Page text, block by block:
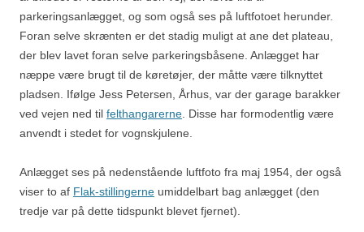
parkeringsanlægget, og som også ses på luftfotoet herunder.
Foran selve skrænten er det stadig muligt at ane det plateau,
der blev lavet foran selve parkeringsbåsene. Anlægget har
næppe være brugt til de køretøjer, der måtte være tilknyttet
pladsen. Ifølge Jess Petersen, Århus, var der garage barakker
ved vejen ned til felthangarerne . Disse har formodentlig være
anvendt i stedet for vognskjulene.
Anlægget ses på nedenstående luftfoto fra maj 1954, der også
viser to af Flak-stillingerne umiddelbart bag anlægget (den
tredje var på dette tidspunkt blevet fjernet).